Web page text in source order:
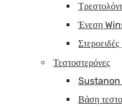
Ένεση
Τεστοστερόνες
Sustanon
Βάση